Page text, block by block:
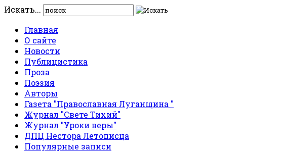
Искать...
Главная
О сайте
Новости
Публицистика
Проза
Поэзия
Авторы
Газета "Православная Луганщина "
Журнал "Свете Тихий"
Журнал "Уроки веры"
ДПЦ Нестора Летописца
Популярные записи